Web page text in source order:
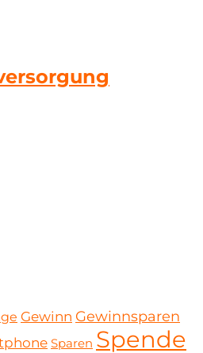
Gewinn Gewinnsparen
Sparen Spende